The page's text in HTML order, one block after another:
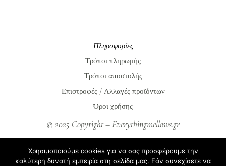
Πληροφορίες
Τρόποι πληρωμής
Τρόποι αποστολής
Επιστροφές / Αλλαγές προϊόντων
Όροι χρήσης
© 2025 Copyright – Everythingmellows.gr
Blog
Χρησιμοποιούμε cookies για να σας προσφέρουμε την
καλύτερη δυνατή εμπειρία στη σελίδα μας. Εάν συνεχίσετε να